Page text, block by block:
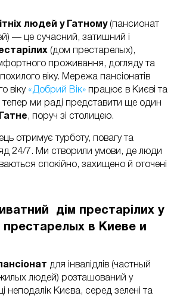
людей у Гатному(пансионат
— це сучасний, затишний і
(дом престарелых),
проживання, догляду та
похилого віку. Мережа пансіонатів
віку «Добрий Вік» працює в Києві та
і тепер ми раді представити ще один
Гатне, поруч зі столицею.
отримує турботу, повагу та
24/7. Ми створили умови, де люди
спокійно, захищено й оточені
дім престарілих у
престарелых в Киеве и
для інвалідлів (частный
людей) розташований у
неподалік Києва, серед зелені та